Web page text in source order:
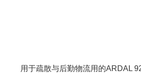
用于疏散与后勤物流用的ARDAL